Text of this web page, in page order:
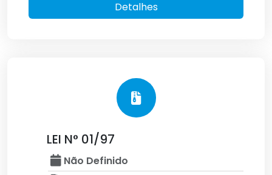
Detalhes
LEI N° 01/97
Não Definido